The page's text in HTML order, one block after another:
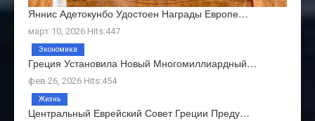
Яннис Адетокунбо Удостоен Награды Европе…
март 10, 2026 Hits:447
Греция Установила Новый Многомиллиардный…
фев 26, 2026 Hits:454
Экономика
Центральный Еврейский Совет Греции Преду…
Жизнь